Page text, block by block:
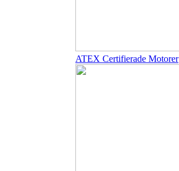
ATEX Certifierade Motorer